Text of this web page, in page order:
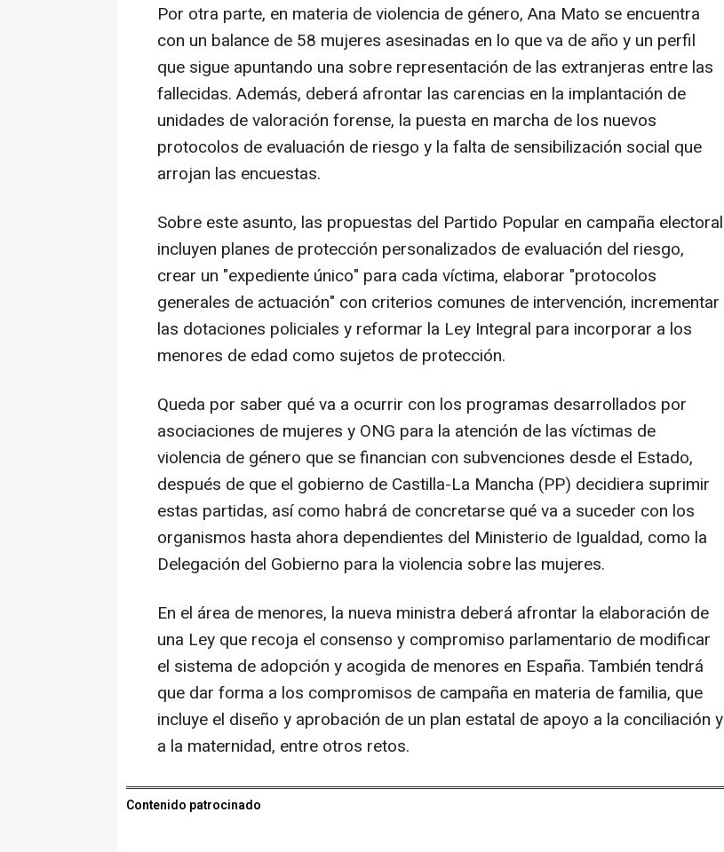
Por otra parte, en materia de violencia de género, Ana Mato se encuentra
con un balance de 58 mujeres asesinadas en lo que va de año y un perfil
que sigue apuntando una sobre representación de las extranjeras entre las
fallecidas. Además, deberá afrontar las carencias en la implantación de
unidades de valoración forense, la puesta en marcha de los nuevos
protocolos de evaluación de riesgo y la falta de sensibilización social que
arrojan las encuestas.
Sobre este asunto, las propuestas del Partido Popular en campaña electoral
incluyen planes de protección personalizados de evaluación del riesgo,
crear un "expediente único" para cada víctima, elaborar "protocolos
generales de actuación" con criterios comunes de intervención, incrementar
las dotaciones policiales y reformar la Ley Integral para incorporar a los
menores de edad como sujetos de protección.
Queda por saber qué va a ocurrir con los programas desarrollados por
asociaciones de mujeres y ONG para la atención de las víctimas de
violencia de género que se financian con subvenciones desde el Estado,
después de que el gobierno de Castilla-La Mancha (PP) decidiera suprimir
estas partidas, así como habrá de concretarse qué va a suceder con los
organismos hasta ahora dependientes del Ministerio de Igualdad, como la
Delegación del Gobierno para la violencia sobre las mujeres.
En el área de menores, la nueva ministra deberá afrontar la elaboración de
una Ley que recoja el consenso y compromiso parlamentario de modificar
el sistema de adopción y acogida de menores en España. También tendrá
que dar forma a los compromisos de campaña en materia de familia, que
incluye el diseño y aprobación de un plan estatal de apoyo a la conciliación y
a la maternidad, entre otros retos.
Contenido patrocinado